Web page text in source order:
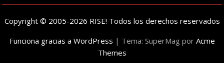
Copyright © 2005-2026 RISE! Todos los derechos reservados
Funciona gracias a WordPress | Tema: SuperMag por Acme
Themes